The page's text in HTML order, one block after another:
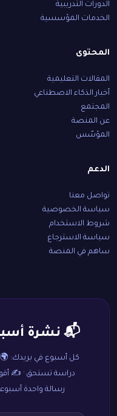
الدورات التدريبية
الخدمات المؤسسية
المحتوى
المقالات التعليمية
أخبار الذكاء الاصطناعي
المجتمع
عن المنصة
المؤسّس
الدعم
تواصل معنا
سياسة الخصوصية
شروط الاستخدام
سياسة الاسترجاع
ساهم في المنصة
📬 نشرة
كل أسبوع في بريدك: 🌍
دراسة تستحق · ✍️
رسالة واحدة